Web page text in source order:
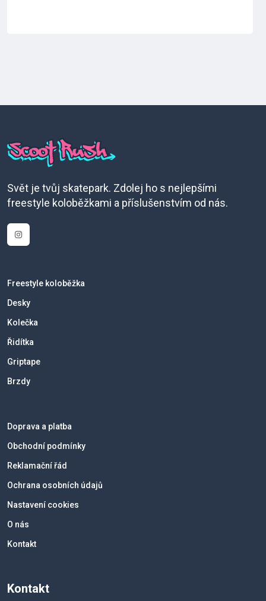
Svět je tvůj skatepark. Zdolej ho s nejlepšími
freestyle koloběžkami a příslušenstvím od nás.
Freestyle koloběžka
Desky
Kolečka
Řidítka
Griptape
Brzdy
Doprava a platba
Obchodní podmínky
Reklamační řád
Ochrana osobních údajů
Nastavení cookies
O nás
Kontakt
Kontakt